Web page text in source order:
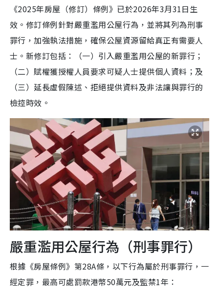
《2025年房屋（修訂）條例》已於2026年3月31日生
效。修訂條例針對嚴重濫用公屋行為，並將其列為刑事
罪行，加強執法措施，確保公屋資源留給真正有需要人
士。新修訂包括：（一）引入嚴重濫用公屋的新罪行；
（二）賦權獲授權人員要求可疑人士提供個人資料；及
（三）延長虛假陳述、拒絕提供資料及非法讓與罪行的
檢控時效。
嚴重濫用公屋行為（刑事罪行）
根據《房屋條例》第28A條，以下行為屬於刑事罪行，一
經定罪，最高可處罰款港幣50萬元及監禁1年：